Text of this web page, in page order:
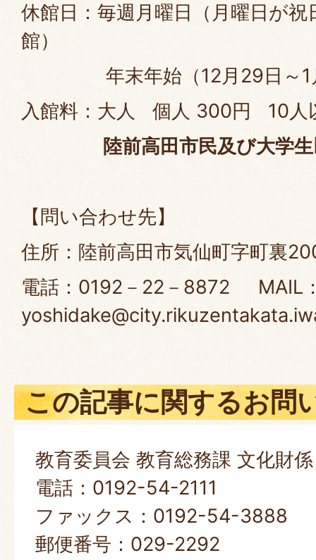
休館日：毎週月曜日（月曜日が
館）
年末年始（12月29日～1
入館料：大人 個人 300円 10人
陸前高田市民及び大学
【問い合わせ先】
住所：陸前高田市気仙町字町裏
電話：0192－22－8872 MAIL
この記事に関するお問
教育委員会 教育総務課 文化財係
電話：0192-54-2111
ファックス：0192-54-3888
郵便番号：029-2292